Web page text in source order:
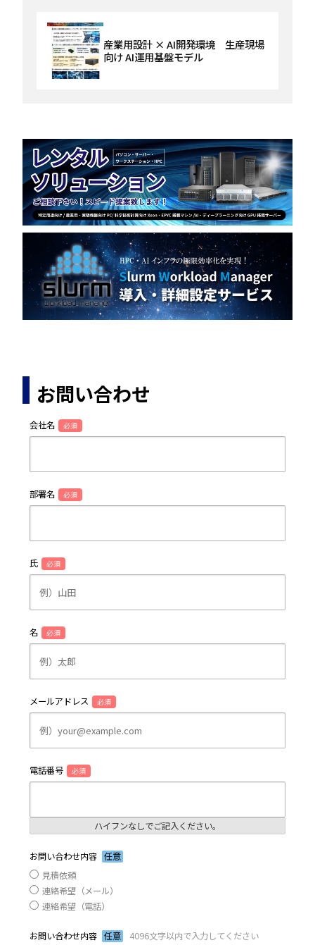
産業用設計 × AI開発環境 生産現場
向け AI運用基盤モデル
お問い合わせ
会社名 必須
部署名 必須
氏 必須
名 必須
メールアドレス 必須
電話番号 必須
ハイフンなしでご記入ください。
お問い合わせ内容 任意
見積依頼
連絡希望（メール）
連絡希望（電話）
お問い合わせ内容 任意 4096文字以内で入力してください